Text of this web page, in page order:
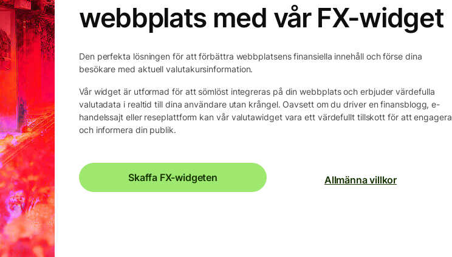
webbplats med vår FX-widget
Den perfekta lösningen för att förbättra webbplatsens finansiella innehåll och förse dina
besökare med aktuell valutakursinformation.
Vår widget är utformad för att sömlöst integreras på din webbplats och erbjuder värdefulla
valutadata i realtid till dina användare utan krångel. Oavsett om du driver en finansblogg, e-
handelssajt eller reseplattform kan vår valutawidget vara ett värdefullt tillskott för att engagera
och informera din publik.
Skaffa FX-widgeten Allmänna villkor